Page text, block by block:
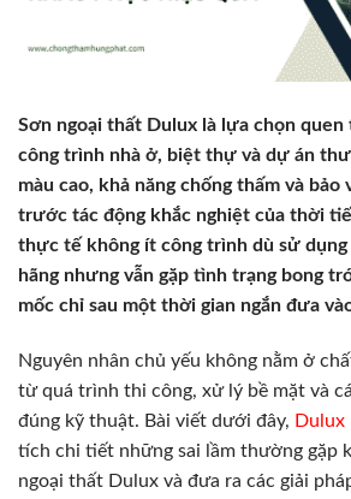
Sơn ngoại thất Dulux là lựa chọn
công trình nhà ở, biệt thự và dự án
màu cao, khả năng chống thấm và
trước tác động khắc nghiệt của thời
thực tế không ít công trình dù sử
hãng nhưng vẫn gặp tình trạng bong
mốc chỉ sau một thời gian ngắn đưa
Nguyên nhân chủ yếu không nằm ở
từ quá trình thi công, xử lý bề mặt và
đúng kỹ thuật. Bài viết dưới đây, Dulux
tích chi tiết những sai lầm thường gặp
ngoại thất Dulux và đưa ra các giải